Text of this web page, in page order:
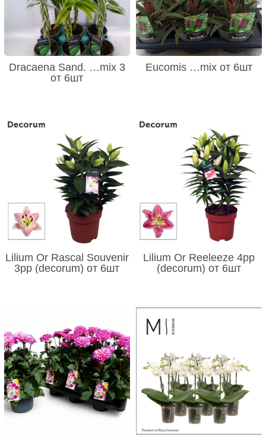
Dracaena Sand. …mix 3
от 6шт
Eucomis …mix от 6шт
Lilium Or Rascal Souvenir
3pp (decorum) от 6шт
Lilium Or Reeleeze 4pp
(decorum) от 6шт